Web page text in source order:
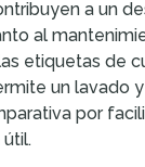
a un
al
etiquetas de
un lavado
por